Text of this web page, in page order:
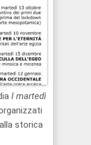
I martedì
storica